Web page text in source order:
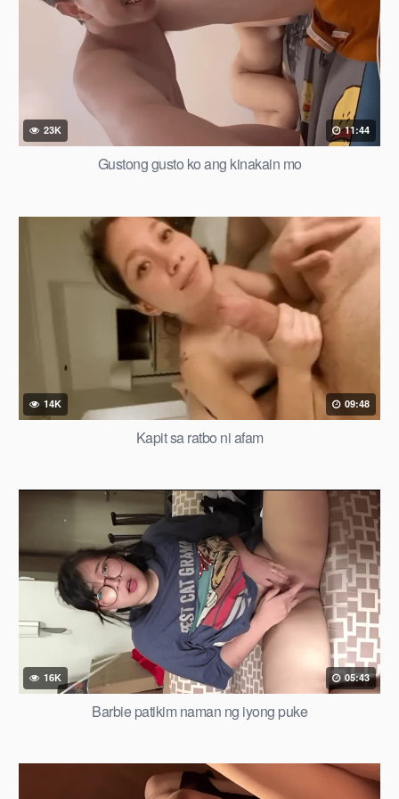
23K 11:44
Gustong gusto ko ang kinakain mo
14K 09:48
Kapit sa ratbo ni afam
16K 05:43
Barbie patikim naman ng iyong puke